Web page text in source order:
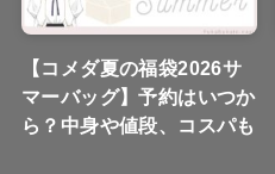
【コメダ夏の福袋2026サ
マーバッグ】予約はいつか
ら？中身や値段、コスパも